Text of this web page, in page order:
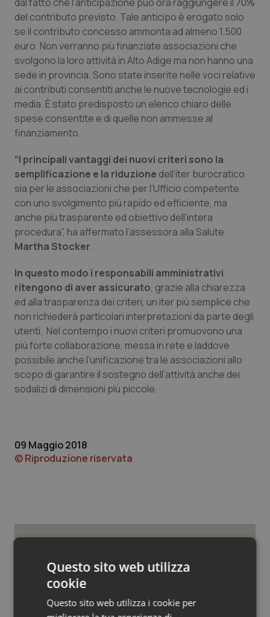
Lombardia
Marche
Molise
Piemonte
Provincia Autonoma di Bolzano
Provincia Autonoma di Trento
Puglia
Sardegna
Sicilia
Toscana
Umbria
Valle D’Aosta
Veneto
Dolore
Donna & Salute
Epatiti
HIV
Infezioni & Febbre
Ipertensione & Scompenso
Malattie rare
Malattia di Crohn & Rettocolite Ulcerosa
Neuroscienze & patologie neurodegenerative
Obesità
Oftalmologia
Oncodermatologia
Oncoematologia
Psoriasi & pelle
Quotidiano Oncologia
Quotidiano Pediatria
Rene & patologie urogenitali
del contributo previsto. Tale anticipo è erogato solo
se il contributo concesso ammonta ad almeno 1.500
euro. Non verranno più finanziate associazioni che
svolgono la loro attività in Alto Adige ma non hanno una
sede in provincia. Sono state inserite nelle voci relative
ai contributi consentiti anche le nuove tecnologie ed i
media. È stato predisposto un elenco chiaro delle
spese consentite e di quelle non ammesse al
finanziamento.
“I principali vantaggi dei nuovi criteri sono la
semplificazione e la riduzione dell’iter burocratico
sia per le associazioni che per l’Ufficio competente,
con uno svolgimento più rapido ed efficiente, ma
anche più trasparente ed obiettivo dell’intera
procedura”, ha affermato l’assessora alla Salute
Martha Stocker.
In questo modo i responsabili amministrativi
ritengono di aver assicurato, grazie alla chiarezza
ed alla trasparenza dei criteri, un iter più semplice che
non richiederà particolari interpretazioni da parte degli
utenti. Nel contempo i nuovi criteri promuovono una
più forte collaborazione, messa in rete e laddove
possibile anche l’unificazione tra le associazioni allo
scopo di garantire il sostegno dell’attività anche dei
sodalizi di dimensioni più piccole.
09 Maggio 2018
© Riproduzione riservata
Provincia Autonoma di
Trento
Questo sito web utilizza
cookie
Questo sito web utilizza i cookie per